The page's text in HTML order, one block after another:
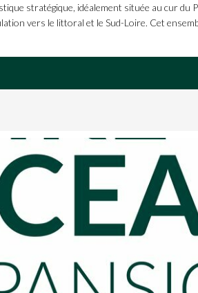
stratégique, idéalement située au cur du
vers le littoral et le Sud-Loire. Cet